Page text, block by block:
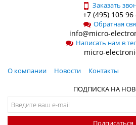
Заказать
+7 (495) 105 96
Обратная
info@micro-
Написать нам в
micro-
О компании Новости
Контакты
ПОДПИСКА НА
Подписаться